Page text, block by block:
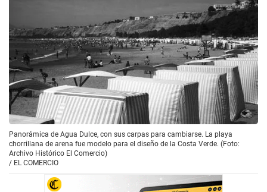
Panorámica de Agua Dulce, con sus carpas para cambiarse. La playa
chorrillana de arena fue modelo para el diseño de la Costa Verde. (Foto:
Archivo Histórico El Comercio)
/ EL COMERCIO